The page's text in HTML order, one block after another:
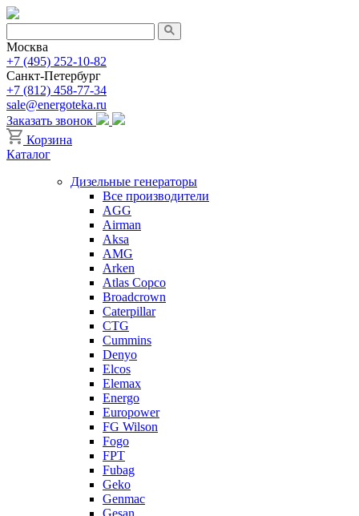
Москва
+7 (495) 252-10-82
Санкт-Петербург
+7 (812) 458-77-34
sale@energoteka.ru
Заказать звонок
Корзина
Каталог
Дизельные генераторы
Все производители
AGG
Airman
Aksa
AMG
Arken
Atlas Copco
Broadcrown
Caterpillar
CTG
Cummins
Denyo
Elcos
Elemax
Energo
Europower
FG Wilson
Fogo
FPT
Fubag
Geko
Genmac
Gesan